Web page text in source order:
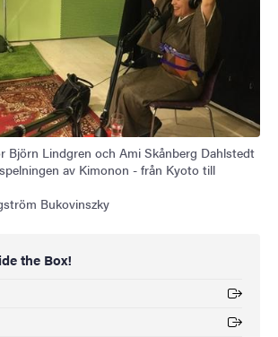
Björn Lindgren och Ami Skånberg Dahlstedt
av Kimonon - från Kyoto till
Bukovinszky
the Box!